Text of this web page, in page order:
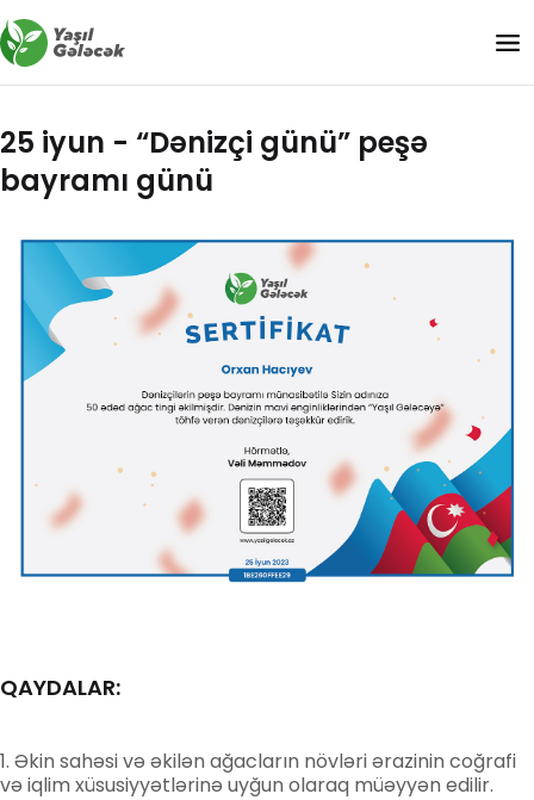
25 iyun - “Dənizçi günü” peşə
bayramı günü
QAYDALAR:
Əkin sahəsi və əkilən ağacların növləri ərazinin coğrafi
və iqlim xüsusiyyətlərinə uyğun olaraq müəyyən edilir.